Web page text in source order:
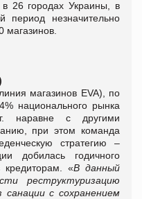
26 городах Украины, в
период незначительно
магазинов.
магазинов EVA), по
национального рынка
наравне с другими
при этом команда
стратегию –
добилась годичного
кредиторам. «В данный
реструктуризацию
с сохранением